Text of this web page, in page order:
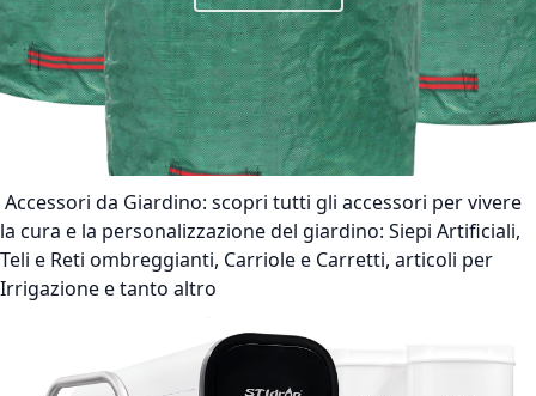
Accessori da Giardino: scopri tutti gli accessori per vivere
la cura e la personalizzazione del giardino: Siepi Artificiali,
Teli e Reti ombreggianti, Carriole e Carretti, articoli per
Irrigazione e tanto altro